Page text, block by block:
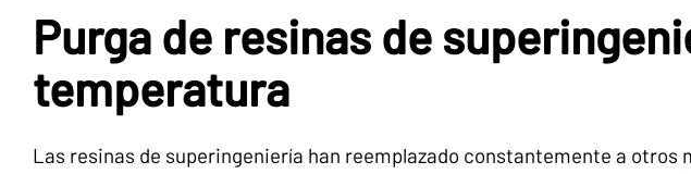
Purga de resinas de
temperatura
Las resinas de superingeniería han reemplazado constantemente a